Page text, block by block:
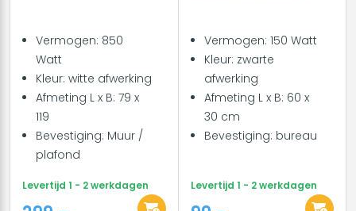
Vermogen: 850
Watt
Kleur: witte afwerking
Afmeting L x B: 79 x
119
Bevestiging: Muur /
plafond
Levertijd 1 - 2 werkdagen
Vermogen: 150 Watt
Kleur: zwarte
afwerking
Afmeting L x B: 60 x
30 cm
Bevestiging: bureau
Levertijd 1 - 2 werkdagen